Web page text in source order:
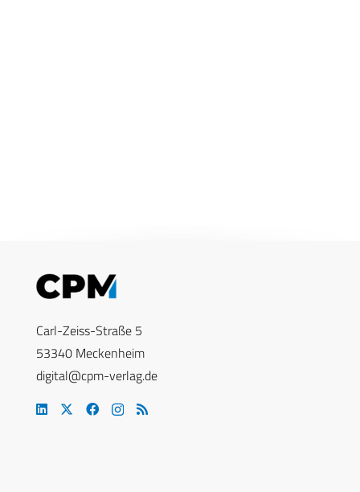
Carl-Zeiss-Straße 5
53340 Meckenheim
digital@cpm-verlag.de